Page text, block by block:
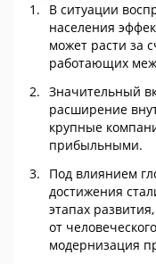
В ситуации
населения
может расти за
работающих
Значительный
расширение
крупные
прибыльными.
Под влиянием
достижения
этапах
от
модернизация